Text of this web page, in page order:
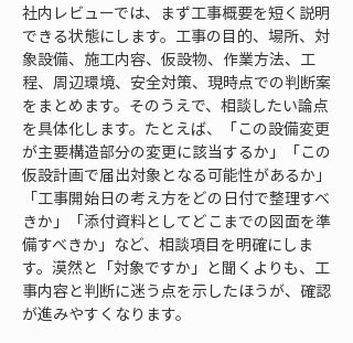
社内レビューでは、まず工事概要を短く説明
できる状態にします。工事の目的、場所、対
象設備、施工内容、仮設物、作業方法、工
程、周辺環境、安全対策、現時点での判断案
をまとめます。そのうえで、相談したい論点
を具体化します。たとえば、「この設備変更
が主要構造部分の変更に該当するか」「この
仮設計画で届出対象となる可能性があるか」
「工事開始日の考え方をどの日付で整理すべ
きか」「添付資料としてどこまでの図面を準
備すべきか」など、相談項目を明確にしま
す。漠然と「対象ですか」と聞くよりも、工
事内容と判断に迷う点を示したほうが、確認
が進みやすくなります。